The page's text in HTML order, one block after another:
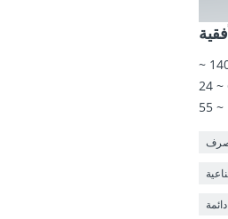
المعلمة الفنية: السعة: 140 ~
1430 م 3 / ساعة ؛ الرأس: 6 ~ 24